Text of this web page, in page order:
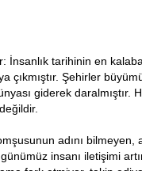
İnsanlık tarihinin en
çıkmıştır. Şehirler
giderek daralmıştır.
adını bilmeyen,
insanı iletişimi